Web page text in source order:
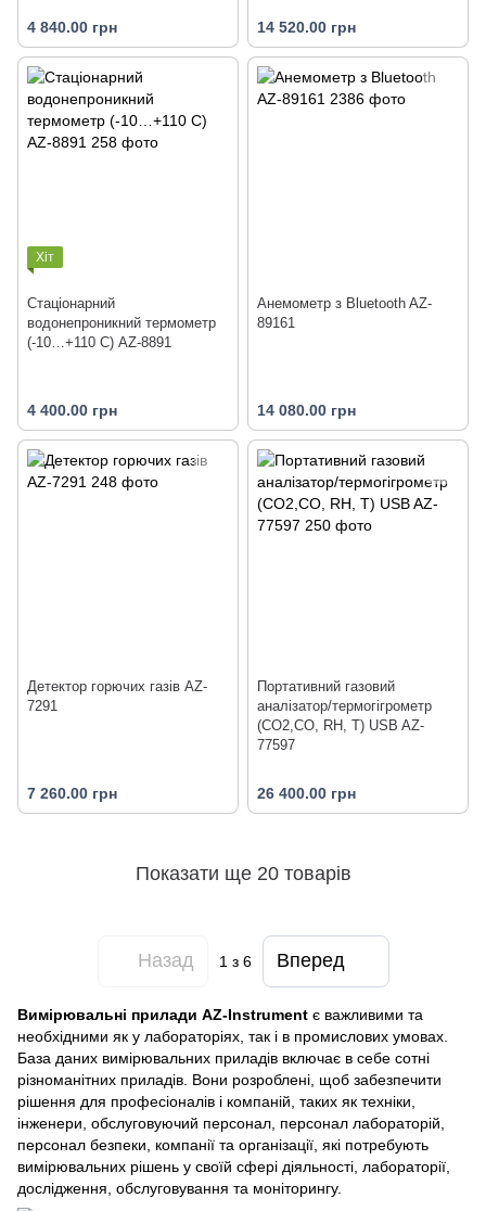
4 840.00 грн 14 520.00 грн
Хіт
Стаціонарний
водонепроникний термометр
(-10…+110 С) AZ-8891
4 400.00 грн
Анемометр з Bluetooth AZ-
89161
14 080.00 грн
Детектор горючих газів AZ-
7291
7 260.00 грн
Портативний газовий
аналізатор/термогігрометр
(СО2,СО, RH, T) USB AZ-
77597
26 400.00 грн
Показати ще 20 товарів
Назад 1 з 6 Вперед
Вимірювальні прилади AZ-Instrument є важливими та
необхідними як у лабораторіях, так і в промислових умовах.
База даних вимірювальних приладів включає в себе сотні
різноманітних приладів. Вони розроблені, щоб забезпечити
рішення для професіоналів і компаній, таких як техніки,
інженери, обслуговуючий персонал, персонал лабораторій,
персонал безпеки, компанії та організації, які потребують
вимірювальних рішень у своїй сфері діяльності, лабораторії,
дослідження, обслуговування та моніторингу.